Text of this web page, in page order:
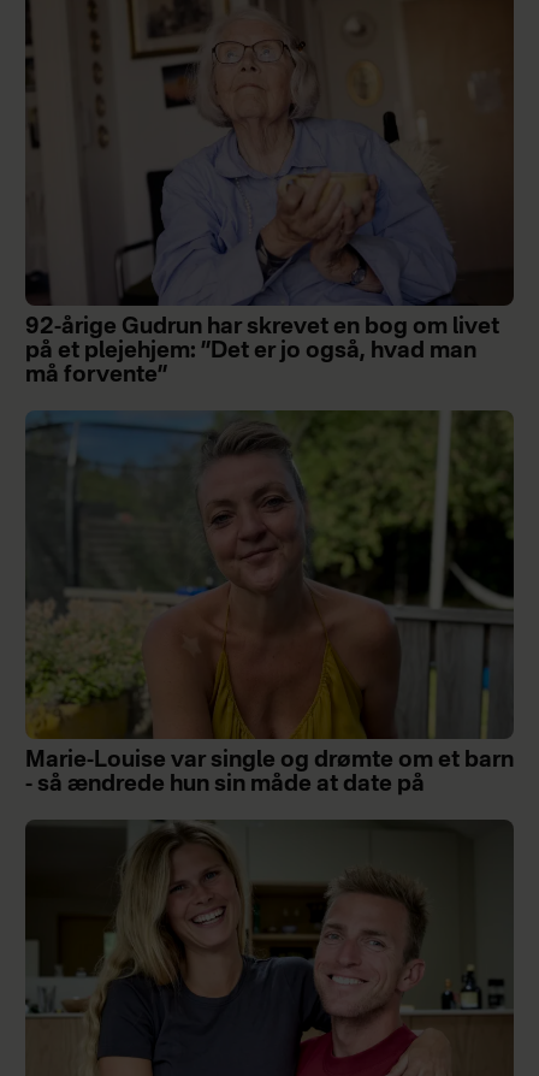
92-årige Gudrun har skrevet en bog om livet
på et plejehjem: ”Det er jo også, hvad man
må forvente”
Marie-Louise var single og drømte om et barn
- så ændrede hun sin måde at date på